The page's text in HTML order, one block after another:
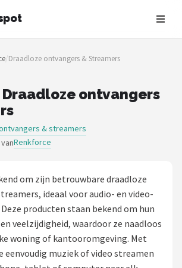
/Draadloze ontvangers & Streamers
ontvangers
& streamers
Renkforce
om zijn betrouwbare draadloze
ideaal voor audio- en video-
producten staan bekend om hun
veelzijdigheid, waardoor ze naadloos
woning of kantooromgeving. Met
eenvoudig muziek of video streamen